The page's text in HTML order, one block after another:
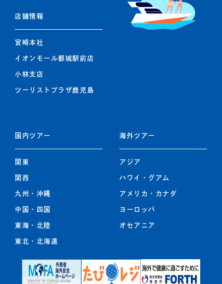
店舗情報
宮崎本社
イオンモール都城駅前店
小林支店
ツーリストプラザ鹿児島
国内ツアー
関東
関西
九州 ・ 沖縄
中国・四国
東海・北陸
東北 ・ 北海道
海外ツアー
アジア
ハワイ・グアム
アメリカ・カナダ
ヨーロッパ
オセアニア